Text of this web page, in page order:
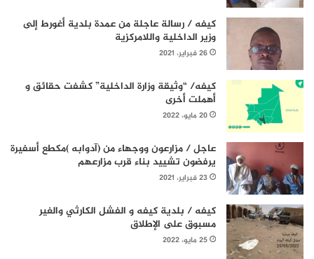
كيفه / رسالة عاجلة من عمدة بلدية أغورط إلى
وزير الداخلية واللامركزية
26 فبراير، 2021
كيفه/ “وثيقة وزارة الداخلية” كشفت حقائق و
أهملت أخرى
20 مايو، 2022
عاجل / مزارعون ووجهاء من (آدوابه )مكطع أسفيرة
يرفضون تشييد بناء قرب مزارعهم
23 فبراير، 2021
كيفه / بلدية كيفه و الفشل الكارثي والغير
مسبوق على الإطلاق
25 مايو، 2022